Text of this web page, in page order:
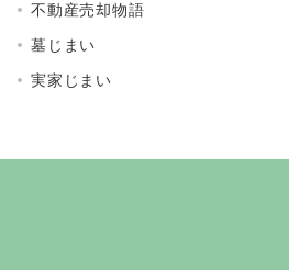
不動産売却物語
墓じまい
実家じまい